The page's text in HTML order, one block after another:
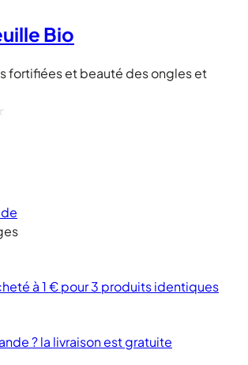
Bio
fortifiées et beauté des ongles et
à 1 €pour 3 produits identiques
?la livraison est gratuite